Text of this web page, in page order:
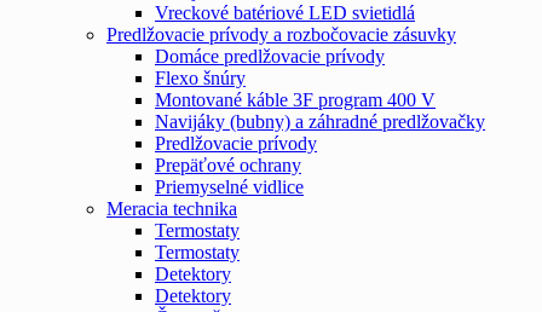
Vreckové batériové LED svietidlá
Predlžovacie prívody a rozbočovacie zásuvky
Domáce predlžovacie prívody
Flexo šnúry
Montované káble 3F program 400 V
Navijáky (bubny) a záhradné predlžovačky
Predlžovacie prívody
Prepäťové ochrany
Priemyselné vidlice
Meracia technika
Termostaty
Termostaty
Detektory
Detektory